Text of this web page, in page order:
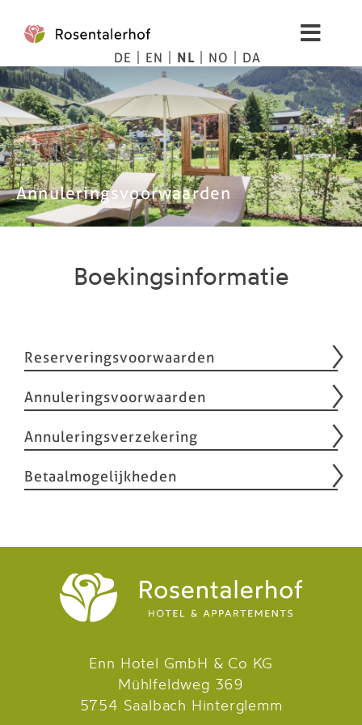
content
Leven
Spa
Afbeeldingen
Annuleringsvoorwaarden
Boekingsinformatie
Reserveringsvoorwaarden
Annuleringsvoorwaarden
Annuleringsverzekering
Betaalmogelijkheden
DE EN NL NO DA
Enn Hotel GmbH & Co KG
Mühlfeldweg 369
5754 Saalbach Hinterglemm